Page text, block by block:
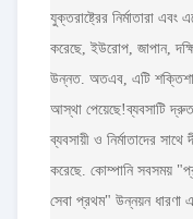
যুক্তরাষ্ট্রের নির্মাতারা
করেছে, ইউরোপ, জাপান,
উন্নত. অতএব, এটি
আস্থা পেয়েছে!ব্যবসাটি
ব্যবসায়ী ও নির্মাতাদের
করেছে. কোম্পানি সবসময়
সেবা প্রথম" উন্নয়ন ধারণা